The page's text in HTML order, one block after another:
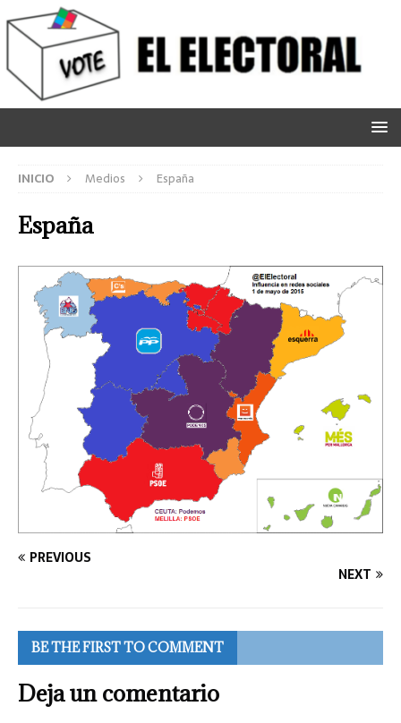
INICIO Medios España
España
PREVIOUS
NEXT
BE THE FIRST TO COMMENT
Deja un comentario